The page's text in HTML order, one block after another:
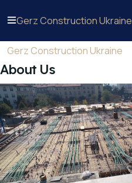
Gerz Construction Ukraine
Gerz Construction Ukraine
About Us